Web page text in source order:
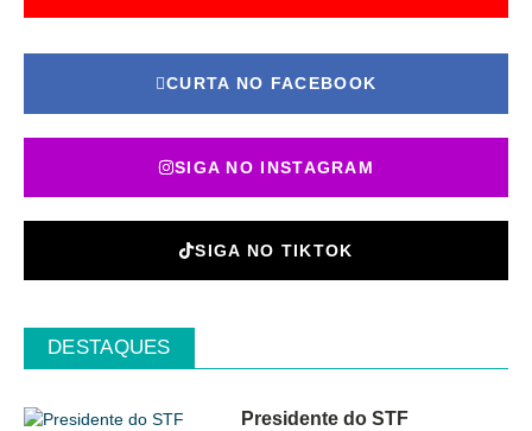
CURTA NO FACEBOOK
SIGA NO INSTAGRAM
SIGA NO TIKTOK
DESTAQUES
Presidente do STF